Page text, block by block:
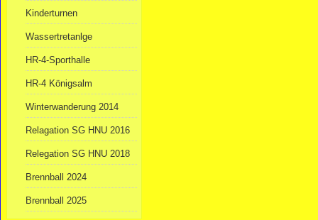
Kinderturnen
Wassertretanlge
HR-4-Sporthalle
HR-4 Königsalm
Winterwanderung 2014
Relagation SG HNU 2016
Relegation SG HNU 2018
Brennball 2024
Brennball 2025